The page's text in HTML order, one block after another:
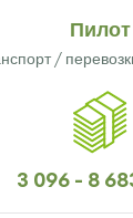
Пилот
/
3 096 - 8